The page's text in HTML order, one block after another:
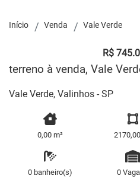
Início Venda Vale Verde
R$
terreno à venda, Vale
Vale Verde, Valinhos - SP
0,00 m²
0 banheiro(s) 0